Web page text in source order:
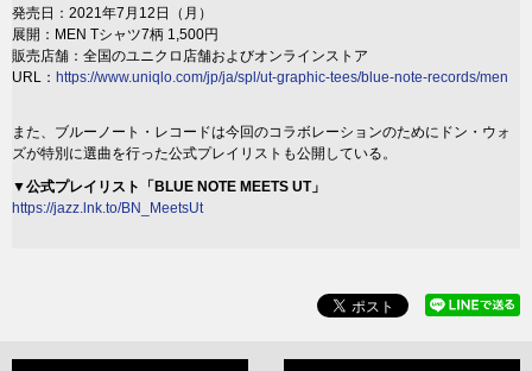
発売日：2021年7月12日（月）
展開：MEN Tシャツ7柄 1,500円
販売店舗：全国のユニクロ店舗およびオンラインストア
URL： https://www.uniqlo.com/jp/ja/spl/ut-graphic-tees/blue-note-records/men
また、ブルーノート・レコードは今回のコラボレーションのためにドン・ウォ
ズが特別に選曲を行った公式プレイリストも公開している。
▼公式プレイリスト「BLUE NOTE MEETS UT」
https://jazz.lnk.to/BN_MeetsUt